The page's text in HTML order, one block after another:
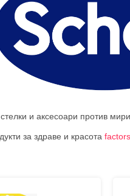
и аксесоари против
за здраве и красота